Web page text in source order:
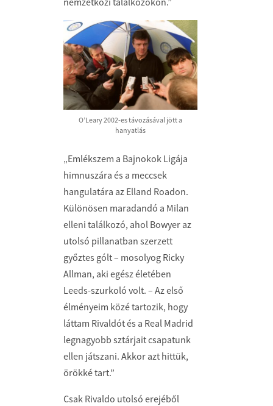
O’Leary 2002-es távozásával jött a
hanyatlás
„Emlékszem a Bajnokok Ligája
himnuszára és a meccsek
hangulatára az Elland Roadon.
Különösen maradandó a Milan
elleni találkozó, ahol Bowyer az
utolsó pillanatban szerzett
győztes gólt – mosolyog Ricky
Allman, aki egész életében
Leeds-szurkoló volt. – Az első
élményeim közé tartozik, hogy
láttam Rivaldót és a Real Madrid
legnagyobb sztárjait csapatunk
ellen játszani. Akkor azt hittük,
örökké tart.”
Csak Rivaldo utolsó erejéből